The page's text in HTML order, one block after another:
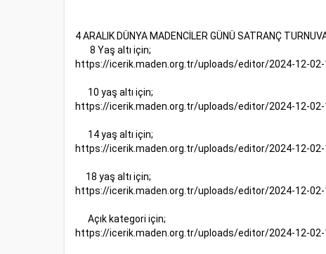
4 ARALIK DÜNYA MADENCİLER GÜNÜ SATRANÇ
8 Yaş altı için;
https://icerik.maden.org.tr/uploads/editor/2024-12-
10 yaş altı için;
https://icerik.maden.org.tr/uploads/editor/2024-12-
14 yaş altı için;
https://icerik.maden.org.tr/uploads/editor/2024-12-
18 yaş altı için;
https://icerik.maden.org.tr/uploads/editor/2024-12-
Açık kategori için;
https://icerik.maden.org.tr/uploads/editor/2024-12-